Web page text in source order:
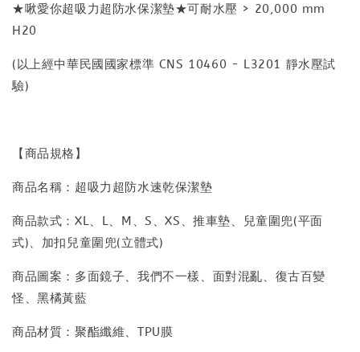
★啾愛你超吸力超防水保潔墊★可耐水壓 > 20,000 mm
H20
(以上經中華民國國家標準 CNS 10460 - L3201 靜水壓試
驗)
【商品規格】
商品名稱：超吸力超防水速乾保潔墊
商品款式：XL、L、M、S、XS、推車墊、兒童圍兜(平面
式)、加扣兒童圍兜(立體式)
商品圖案：多面鏡子、我們不一樣、面對混亂、復古百變
怪、黑橘黃藍
商品材質：聚酯纖維、TPU膜